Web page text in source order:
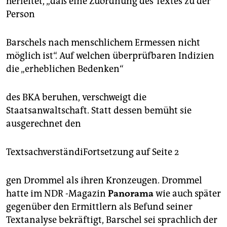
Person
Barschels nach menschlichem Ermessen nicht
möglich ist“. Auf welchen überprüfbaren Indizien
die „erheblichen Bedenken“
des BKA beruhen, verschweigt die
Staatsanwaltschaft. Statt dessen bemüht sie
ausgerechnet den
TextsachverständiFortsetzung auf Seite 2
gen Drommel als ihren Kronzeugen. Drommel
hatte im NDR -Magazin Panoramawie auch später
gegenüber den Ermittlern als Befund seiner
Textanalyse bekräftigt, Barschel sei sprachlich der